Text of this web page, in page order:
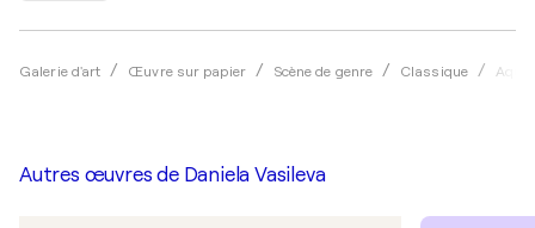
Galerie d'art Œuvre sur papier Scène de genre Classique
Autres œuvres de Daniela Vasileva